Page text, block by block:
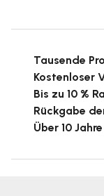
Tausende
Kostenloser
Bis zu 10 %
Rückgabe
Über 10